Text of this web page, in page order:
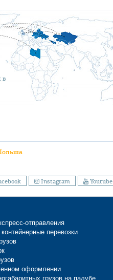
в
Instagram Youtube
отправления
перевозки
оформлении
грузов на палубе